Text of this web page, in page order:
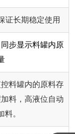
证长期稳定使用
步显示料罐内原
料罐内的原料存
料，高液位自动
料。